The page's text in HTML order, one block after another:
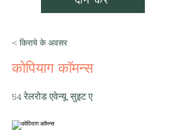
< किराये के अवसर
कोपियाग कॉमन्स
54 रेलरोड एवेन्यू, सुइट ए